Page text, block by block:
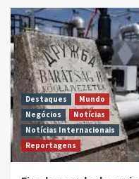
Destaques
Mundo
Negócios
Notícias
Notícias Internacionais
Reportagens